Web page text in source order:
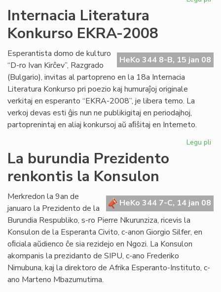
Internacia Literatura
Konkurso EKRA-2008
HeKo 344 8-B, 15 jan 08
Esperantista domo de kulturo
“D-ro Ivan Kirĉev”, Razgrado
(Bulgario), invitas al partopreno en la 18a Internacia
Literatura Konkurso pri poezio kaj humuraĵoj originale
verkitaj en esperanto “EKRA-2008”, je libera temo. La
verkoj devas esti ĝis nun ne publikigitaj en periodajhoj,
partoprenintaj en aliaj konkursoj aŭ aﬁŝitaj en Interneto.
Legu pli
La burundia Prezidento
renkontis la Konsulon
HeKo 344 7-C, 14 jan 08
Merkredon la 9an de
januaro la Prezidento de la
Burundia Respubliko, s-ro Pierre Nkurunziza, ricevis la
Konsulon de la Esperanta Civito, c-anon Giorgio Silfer, en
oﬁciala aŭdienco ĉe sia rezidejo en Ngozi. La Konsulon
akompanis la prezidanto de SIPU, c-ano Frederiko
Nimubuna, kaj la direktoro de Afrika Esperanto-Instituto, c-
ano Marteno Mbazumutima.